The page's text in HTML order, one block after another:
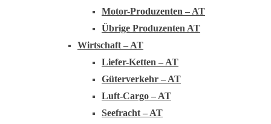
Motor-Produzenten – AT
Übrige Produzenten AT
Wirtschaft – AT
Liefer-Ketten – AT
Güterverkehr – AT
Luft-Cargo – AT
Seefracht – AT